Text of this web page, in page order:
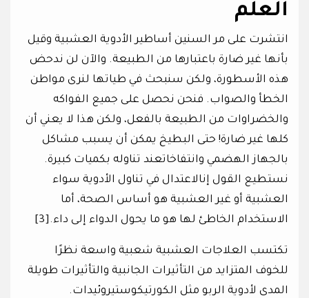
العلم
انتشرت على مر السنين أساطير الأدوية العشبية وقيل
بأنها غير ضارة باعتبارها من الطبيعة. والآن لن ندحض
هذه الأسطورة، ولكن سنبحث في طياتها لنرى مواطن
الخطأ والصواب. فنحن نحصل على جميع الفواكه
والخضراوات من الطبيعة بالفعل، ولكن هذا لا يعني أن
كلها غير ضارة! حتى البطيخ يمكن أن يسبب مشاكل
بالجهاز الهضمي وانتفاخاتعند تناوله بكميات كبيرة.
نستطيع القول إنالاعتدال في تناول الأدوية سواء
العشبية أو غير العشبية هو أساس الصحة، أما
الاستخدام الخاطئ لها هو ما يحول الدواء إلى داء.[3]
تكتسب العلاجات العشبية شعبية واسعة نظرًا
للخوف المتزايد من التأثيرات الجانبية والتأثيرات طويلة
المدى لأدوية الربو مثل الكورتيكوستيروئيدات.